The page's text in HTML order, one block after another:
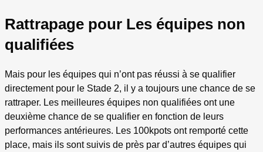
Rattrapage pour Les équipes non
qualifiées
Mais pour les équipes qui n’ont pas réussi à se qualifier
directement pour le Stade 2, il y a toujours une chance de se
rattraper. Les meilleures équipes non qualifiées ont une
deuxième chance de se qualifier en fonction de leurs
performances antérieures. Les 100kpots ont remporté cette
place, mais ils sont suivis de près par d’autres équipes qui